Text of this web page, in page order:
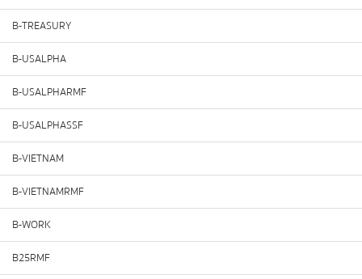
B-TREASURY
B-USALPHA
B-USALPHARMF
B-USALPHASSF
B-VIETNAM
B-VIETNAMRMF
B-WORK
B25RMF